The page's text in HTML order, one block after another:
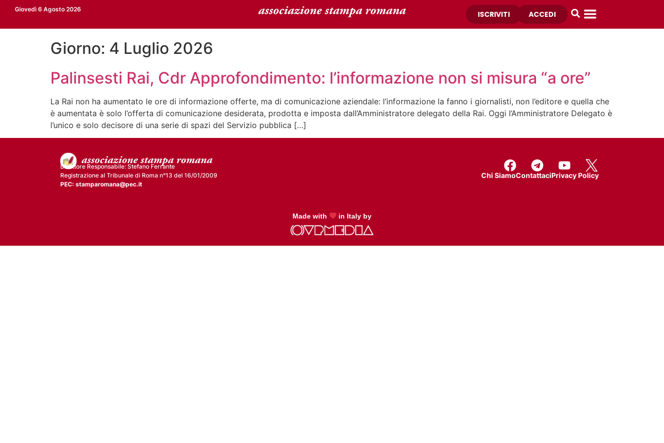
Giovedì 6 Agosto 2026
ISCRIVITI ACCEDI
Giorno: 4 Luglio 2026
Palinsesti Rai, Cdr Approfondimento: l’informazione non si misura “a ore”
La Rai non ha aumentato le ore di informazione offerte, ma di comunicazione aziendale: l’informazione la fanno i giornalisti, non l’editore e quella che
è aumentata è solo l’offerta di comunicazione desiderata, prodotta e imposta dall’Amministratore delegato della Rai. Oggi l’Amministratore Delegato è
l’unico e solo decisore di una serie di spazi del Servizio pubblica […]
Direttore Responsabile: Stefano Ferrante
Registrazione al Tribunale di Roma n°13 del 16/01/2009
PEC: stamparomana@pec.it
Chi SiamoContattaciPrivacy Policy
Made with in Italy by